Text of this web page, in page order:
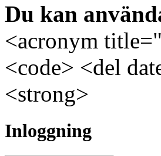
Du kan
<acronym
<code> <del
<strong>
Inloggning